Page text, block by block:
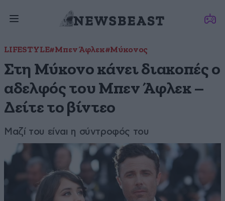
LIFESTYLE#Μπεν Άφλεκ#Μύκονος
Στη Μύκονο κάνει διακοπές ο
αδελφός του Μπεν Άφλεκ –
Δείτε το βίντεο
Μαζί του είναι η σύντροφός του